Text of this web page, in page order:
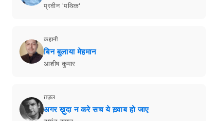
प्रवीन 'पथिक'
कहानी
बिन बुलाया मेहमान
आशीष कुमार
ग़ज़ल
अगर ख़ुदा न करे सच ये ख़्वाब हो जाए